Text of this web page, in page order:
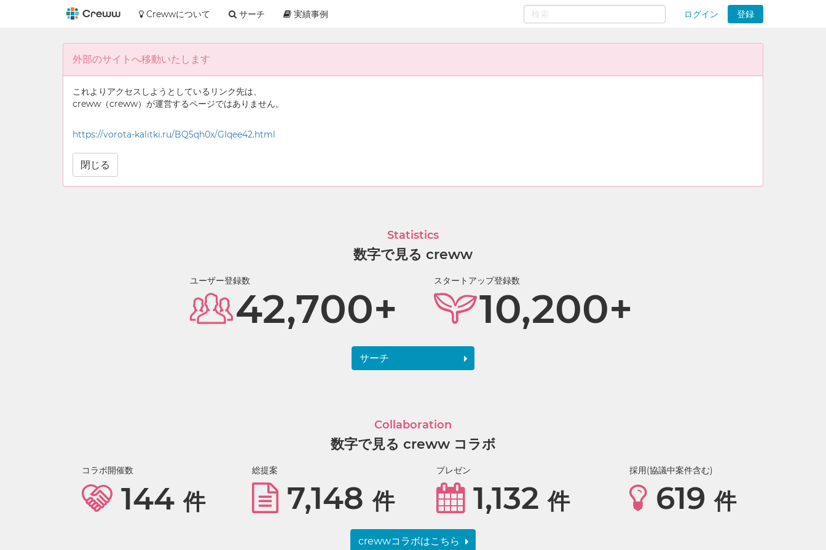
Crewwについて サーチ 実績事例 ログイン
登録
selections
外部のサイトへ移動いたします
これよりアクセスしようとしているリンク先は、
creww（creww）が運営するページではありません。
https://vorota-kalitki.ru/BQ5qh0x/GIqee42.html
閉じる
Statistics
数字で見る creww
ユーザー登録数
42,700+
スタートアップ登録数
10,200+
サーチ
Collaboration
数字で見る creww コラボ
コラボ開催数
144件
総提案
7,148件
プレゼン
1,132件
採用(協議中案件含む)
619件
crewwコラボはこちら